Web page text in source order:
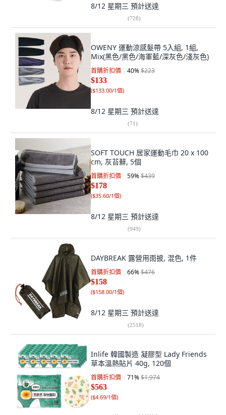
8/12 星期三 預計送達
(728)
OWENY 運動涼感髮帶 5入組, 1組,
Mix(黑色/黑色/海軍藍/深灰色/淺灰色)
首購折扣價 40%$223
$133
($133.00/1個)
8/12 星期三 預計送達
(71)
SOFT TOUCH 居家運動毛巾 20 x 100
cm, 灰苔蘚, 5個
首購折扣價 59%$439
$178
($35.60/1個)
8/12 星期三 預計送達
(949)
DAYBREAK 露營用雨披, 混色, 1件
首購折扣價 66%$476
$158
($158.00/1個)
8/12 星期三 預計送達
(2518)
Inlife 韓國製造 凝膠型 Lady Friends
草本溫熱貼片 40g, 120個
首購折扣價 71%$1,974
$563
($4.69/1個)